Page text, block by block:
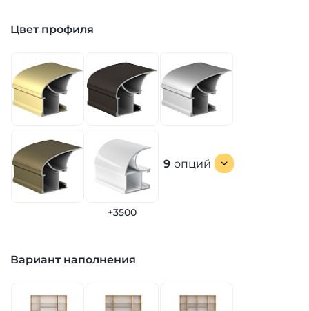
Цвет профиля
+3500
9 опций
Вариант наполнения